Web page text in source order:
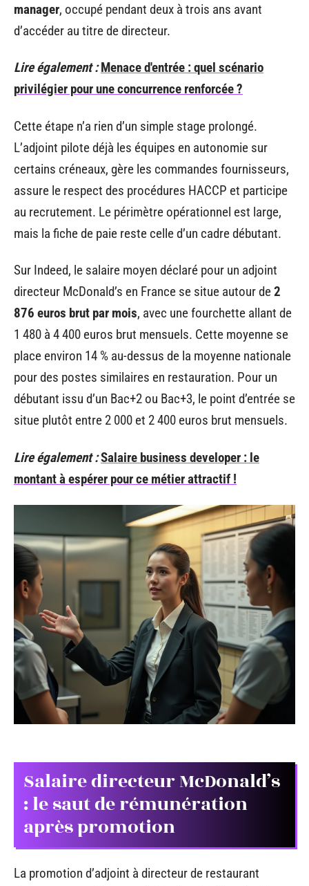
manager, occupé pendant deux à trois ans avant
d’accéder au titre de directeur.
Lire également : Menace d'entrée : quel scénario
privilégier pour une concurrence renforcée ?
Cette étape n’a rien d’un simple stage prolongé.
L’adjoint pilote déjà les équipes en autonomie sur
certains créneaux, gère les commandes fournisseurs,
assure le respect des procédures HACCP et participe
au recrutement. Le périmètre opérationnel est large,
mais la fiche de paie reste celle d’un cadre débutant.
Sur Indeed, le salaire moyen déclaré pour un adjoint
directeur McDonald’s en France se situe autour de2
876 euros brut par mois, avec une fourchette allant de
1 480 à 4 400 euros brut mensuels. Cette moyenne se
place environ 14 % au-dessus de la moyenne nationale
pour des postes similaires en restauration. Pour un
débutant issu d’un Bac+2 ou Bac+3, le point d’entrée se
situe plutôt entre 2 000 et 2 400 euros brut mensuels.
Lire également :Salaire business developer : le
montant à espérer pour ce métier attractif !
Salaire directeur McDonald’s
: le saut de rémunération
après promotion
La promotion d’adjoint à directeur de restaurant